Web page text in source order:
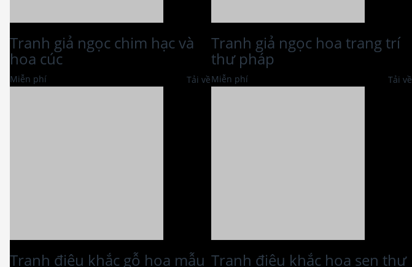
Tranh giả ngọc chim hạc và
hoa cúc
Miễn phí Tải về
Tranh giả ngọc hoa trang trí
thư pháp
Miễn phí Tải về
Tranh điêu khắc gỗ hoa mẫu Tranh điêu khắc hoa sen thư